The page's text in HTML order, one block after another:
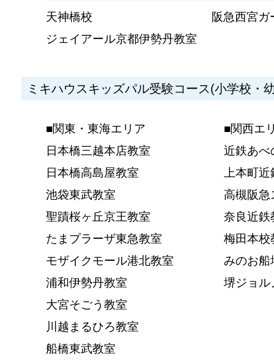
天神橋校
阪急西宮ガ
ジェイアール京都伊勢丹教室
ミキハウスキッズパル受験コース(小学校・
■関東・東海エリア
日本橋三越本店教室
日本橋高島屋教室
池袋東武教室
聖蹟桜ヶ丘京王教室
たまプラーザ東急教室
モザイクモール港北教室
浦和伊勢丹教室
大宮そごう教室
川越まるひろ教室
船橋東武教室
■関西エ
近鉄あべ
上本町
高槻阪急
奈良近鉄
梅田本校
みのお船
堺ジョル